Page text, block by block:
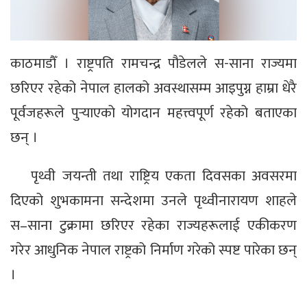
काठमाडौँ । राष्ट्रपति रामचन्द्र पौडेलले स-साना राज्यमा
छरिएर रहेको नेपाल हालको अवस्थासम्म आइपुग्न हाम्रा धेरै
पूर्वजहरूले पुर्‍याएको योगदान महत्त्वपूर्ण रहेको बताएका
छन् ।
पृथ्वी जयन्ती तथा राष्ट्रिय एकता दिवसका अवसरमा
दिएको शुभकामना सन्देशमा उनले पृथ्वीनारायण शाहले
स–साना टुक्रामा छरिएर रहेका राज्यहरूलाई एकीकरण
गरेर आधुनिक नेपाल राष्ट्रको निर्माण गरेको स्पष्ट पारेका छन्
।